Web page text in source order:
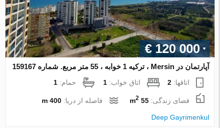
€ 120 000
آپارتمان در Mersin ، ترکیه 1 خوابه ، 55 متر مربع. شماره 159167
اتاقها:2 اتاق خواب:1 حمام:1
فضای زندگی:55 m
2 فاصله از دریا:400 m
Deep Gayrimenkul